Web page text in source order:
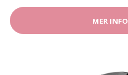
MER